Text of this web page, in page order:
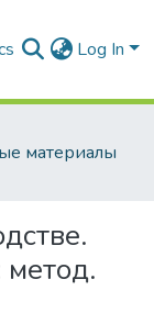
Log In
материалы